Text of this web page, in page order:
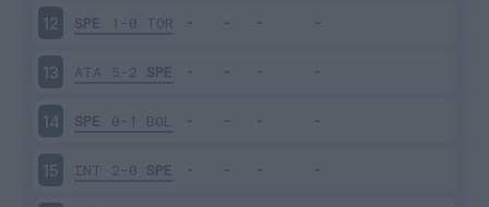
12 SPE 1-0 TOR
13 ATA 5-2 SPE
14 SPE 0-1 BOL
15 INT 2-0 SPE